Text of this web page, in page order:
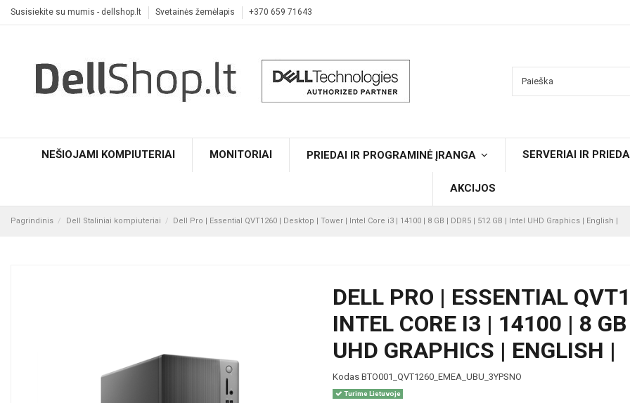
Susisiekite su mumis - dellshop.lt Svetainės žemėlapis +370 659 71643
NEŠIOJAMI KOMPIUTERIAI MONITORIAI PRIEDAI IR PROGRAMINĖ ĮRANGA SERVERIAI IR PRIEDAI
AKCIJOS
Pagrindinis Dell Staliniai kompiuteriai Dell Pro | Essential QVT1260 | Desktop | Tower | Intel Core i3 | 14100 | 8 GB | DDR5 | 512 GB | Intel UHD Graphics | English |
DELL PRO | ESSENTIAL
INTEL CORE I3 | 14100 | 8
UHD GRAPHICS | ENGLISH |
Kodas BTO001_QVT1260_EMEA_UBU_3YPSNO
Turime Lietuvoje